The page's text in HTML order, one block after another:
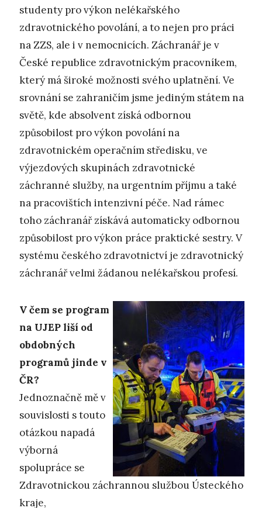
studenty pro výkon nelékařského
zdravotnického povolání, a to nejen pro práci
na ZZS, ale i v nemocnicích. Záchranář je v
České republice zdravotnickým pracovníkem,
který má široké možnosti svého uplatnění. Ve
srovnání se zahraničím jsme jediným státem na
světě, kde absolvent získá odbornou
způsobilost pro výkon povolání na
zdravotnickém operačním středisku, ve
výjezdových skupinách zdravotnické
záchranné služby, na urgentním příjmu a také
na pracovištích intenzivní péče. Nad rámec
toho záchranář získává automaticky odbornou
způsobilost pro výkon práce praktické sestry. V
systému českého zdravotnictví je zdravotnický
záchranář velmi žádanou nelékařskou profesí.
V čem se program
na UJEP liší od
obdobných
programů jinde v
ČR?
Jednoznačně mě v
souvislosti s touto
otázkou napadá
výborná
spolupráce se
Zdravotnickou záchrannou službou Ústeckého
kraje,